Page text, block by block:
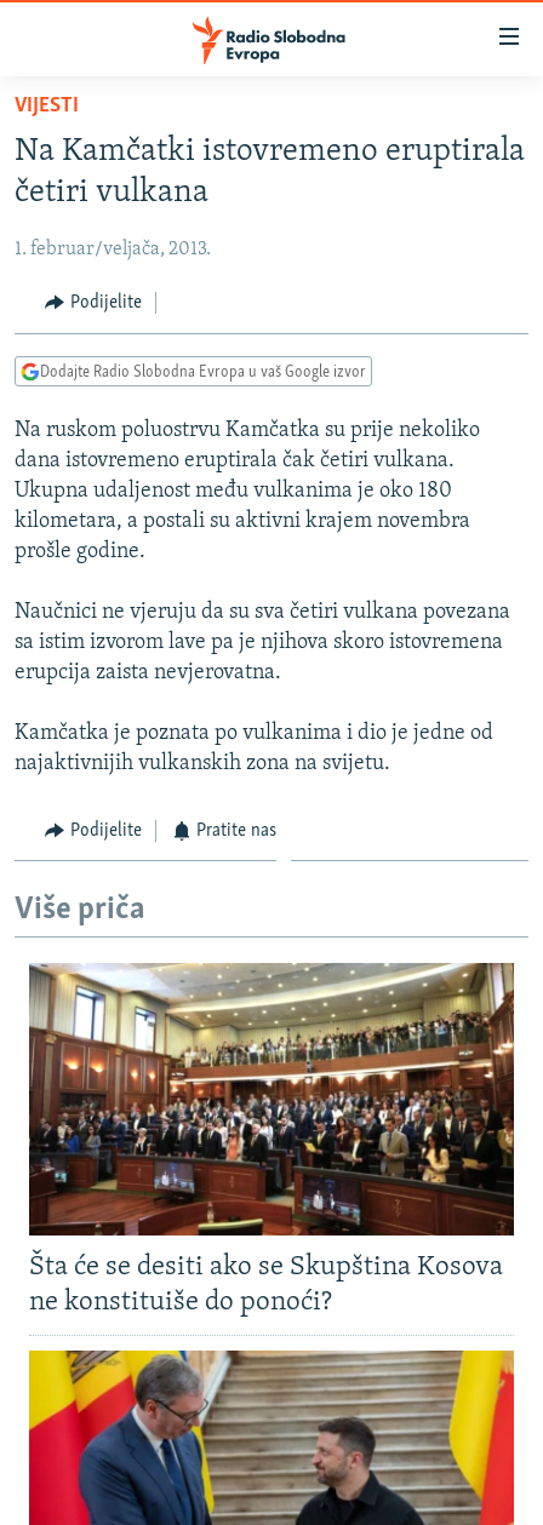
Pređite
glavni
sadržaj
na
navigaciju
Pređite
na
BOSNA I HERCEGOVINA
KOSOVO
CRNA GORA
VIDEO
FOTOGALERIJE
INFOGRAFIKE
PODCASTI
RAT U UKRAJINI
KINA NA BALKANU
RSE PRIČE IZ SVIJETA
ISPRIČAJ MI
DNEVNO@RSE
SPECIJALI RSE
GENOCID U SREBRENICI
TV LIBERTY
MOJA EVROPA
SVE KARTE DEJTONA
NASTANAK I RASPAD JUGOSLAVIJE
PRATITE NAS
Sve RFE/RL stranice
VIJESTI
Na Kamčatki istovremeno eruptirala
četiri vulkana
1. februar/veljača, 2013.
Podijelite
Dodajte Radio Slobodna Evropa u vaš Google izvor
Na ruskom poluostrvu Kamčatka su prije nekoliko
dana istovremeno eruptirala čak četiri vulkana.
Ukupna udaljenost među vulkanima je oko 180
kilometara, a postali su aktivni krajem novembra
prošle godine.
Naučnici ne vjeruju da su sva četiri vulkana povezana
sa istim izvorom lave pa je njihova skoro istovremena
erupcija zaista nevjerovatna.
Kamčatka je poznata po vulkanima i dio je jedne od
najaktivnijih vulkanskih zona na svijetu.
Podijelite Pratite nas
Više priča
Šta će se desiti ako se Skupština Kosova
ne konstituiše do ponoći?